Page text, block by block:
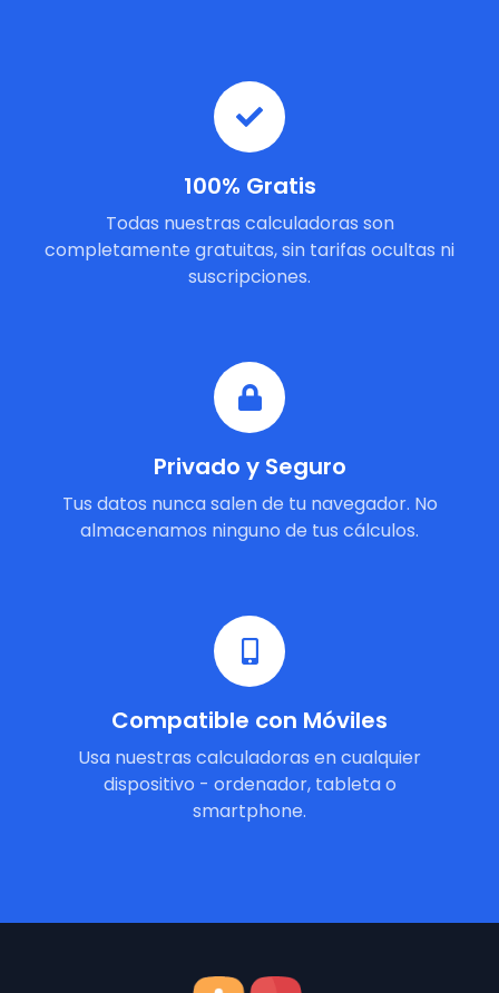
100% Gratis
Todas nuestras calculadoras son
completamente gratuitas, sin tarifas ocultas ni
suscripciones.
Privado y Seguro
Tus datos nunca salen de tu navegador. No
almacenamos ninguno de tus cálculos.
Compatible con Móviles
Usa nuestras calculadoras en cualquier
dispositivo - ordenador, tableta o
smartphone.